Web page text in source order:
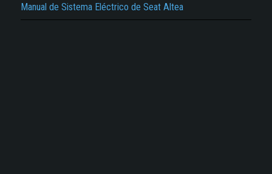
Manual de Sistema Eléctrico de Seat Altea